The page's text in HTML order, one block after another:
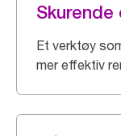
Skurende
Et verktøy
mer effektiv